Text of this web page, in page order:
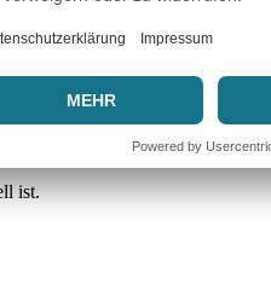
einer Suche zu prüfen
ist.